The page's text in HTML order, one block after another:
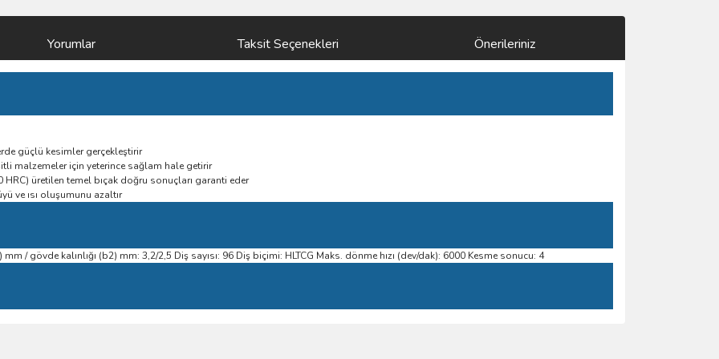
Yorumlar Taksit Seçenekleri Önerileriniz
güçlü kesimler gerçekleştirir
malzemeler için yeterince sağlam hale getirir
üretilen temel bıçak doğru sonuçları garanti eder
ve ısı oluşumunu azaltır
/ gövde kalınlığı (b2) mm: 3,2/2,5 Diş sayısı: 96 Diş biçimi: HLTCG Maks. dönme hızı (dev/dak): 6000 Kesme sonucu: 4